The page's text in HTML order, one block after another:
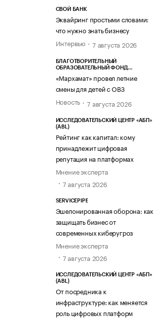
СВОЙ БАНК
Эквайринг простыми словами:
что нужно знать бизнесу
Интервью
7 августа 2026
БЛАГОТВОРИТЕЛЬНЫЙ
ОБРАЗОВАТЕЛЬНЫЙ ФОНД
«Мархамат» провел летние
смены для детей с ОВЗ
Новость
7 августа 2026
ИССЛЕДОВАТЕЛЬСКИЙ ЦЕНТР «АБП»
(ABL)
Рейтинг как капитал: кому
принадлежит цифровая
репутация на платформах
Мнение эксперта
7 августа 2026
SERVICEPIPE
Эшелонированная оборона: как
защищать бизнес от
современных киберугроз
Мнение эксперта
7 августа 2026
ИССЛЕДОВАТЕЛЬСКИЙ ЦЕНТР «АБП»
(ABL)
От посредника к
инфраструктуре: как меняется
роль цифровых платформ